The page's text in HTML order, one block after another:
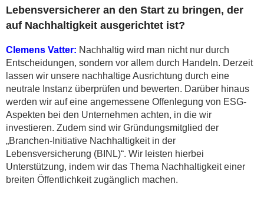
Lebensversicherer an den Start zu bringen, der
auf Nachhaltigkeit ausgerichtet ist?
Clemens Vatter: Nachhaltig wird man nicht nur durch
Entscheidungen, sondern vor allem durch Handeln. Derzeit
lassen wir unsere nachhaltige Ausrichtung durch eine
neutrale Instanz überprüfen und bewerten. Darüber hinaus
werden wir auf eine angemessene Offenlegung von ESG-
Aspekten bei den Unternehmen achten, in die wir
investieren. Zudem sind wir Gründungsmitglied der
„Branchen-Initiative Nachhaltigkeit in der
Lebensversicherung (BINL)“. Wir leisten hierbei
Unterstützung, indem wir das Thema Nachhaltigkeit einer
breiten Öffentlichkeit zugänglich machen.